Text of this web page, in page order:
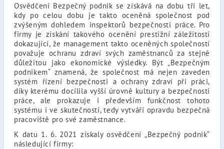
Osvědčení Bezpečný podnik se získává na dobu tří let,
kdy po celou dobu je takto oceněná společnost pod
zvýšeným dohledem inspektorů bezpečnosti práce. Pro
firmy je získání takového ocenění prestižní záležitostí
dokazující, že management takto oceněných společností
považuje ochranu zdraví svých zaměstnanců za stejně
důležitou jako ekonomické výsledky. Být „Bezpečným
podnikem“ znamená, že společnost má nejen zaveden
systém řízení bezpečnosti a ochrany zdraví při práci,
díky kterému docílila vyšší úrovně kultury a bezpečnosti
práce, ale prokazuje i především funkčnost tohoto
systému i ve skutečnosti, tedy vytváří opravdu bezpečná
pracoviště pro své zaměstnance.
K datu 1. 6. 2021 získaly osvědčení „Bezpečný podnik“
následující firmy: